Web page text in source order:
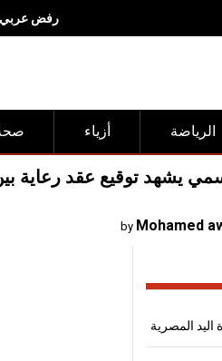
رفض عربي
أزياء الرياضة
يشهد توقيع عقد رعاية
Mohamed
المصرية